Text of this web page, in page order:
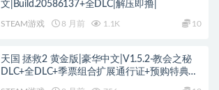
文|Build.20586137+全DLC|解压即撸|
STEAM游戏 8 月前 1.1K 10
天国 拯救2 黄金版|豪华中文|V1.5.2-教会之秘
DLC+全DLC+季票组合扩展通行证+预购特典